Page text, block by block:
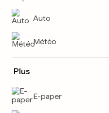
Auto
Météo
Plus
E-paper